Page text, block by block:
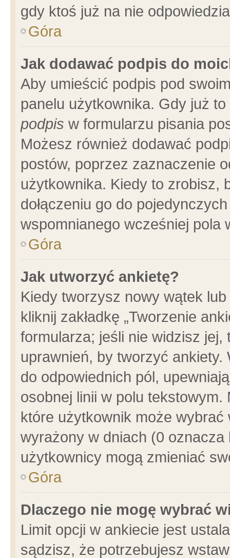
gdy ktoś już na nie
Góra
Jak dodawać podpis do
Aby umieścić podpis pod
panelu użytkownika. Gdy już
podpis w formularzu pisania
Możesz również dodawać
postów, poprzez zaznaczenie
użytkownika. Kiedy to zrobisz,
dołączeniu go do
wspomnianego wcześniej pola
Góra
Jak utworzyć ankietę?
Kiedy tworzysz nowy wątek
kliknij zakładkę „Tworzenie
formularza; jeśli nie widzisz
uprawnień, by tworzyć ankiety.
do odpowiednich pól,
osobnej linii w polu
które użytkownik może
wyrażony w dniach (0
użytkownicy mogą zmieniać
Góra
Dlaczego nie mogę wybrać
Limit opcji w ankiecie jest
sądzisz, że potrzebujesz